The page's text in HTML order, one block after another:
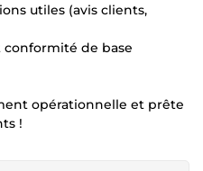
utiles (avis clients,
conformité de base
opérationnelle et prête
!